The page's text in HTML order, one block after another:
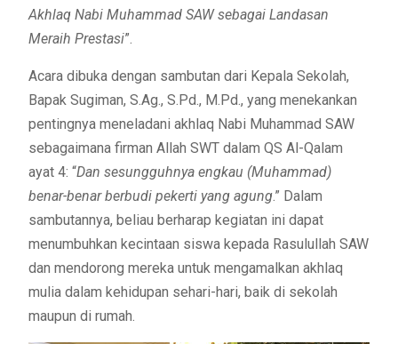
Akhlaq Nabi Muhammad SAW sebagai Landasan
Meraih Prestasi”.
Acara dibuka dengan sambutan dari Kepala Sekolah,
Bapak Sugiman, S.Ag., S.Pd., M.Pd., yang menekankan
pentingnya meneladani akhlaq Nabi Muhammad SAW
sebagaimana firman Allah SWT dalam QS Al-Qalam
ayat 4: “Dan sesungguhnya engkau (Muhammad)
benar-benar berbudi pekerti yang agung.” Dalam
sambutannya, beliau berharap kegiatan ini dapat
menumbuhkan kecintaan siswa kepada Rasulullah SAW
dan mendorong mereka untuk mengamalkan akhlaq
mulia dalam kehidupan sehari-hari, baik di sekolah
maupun di rumah.